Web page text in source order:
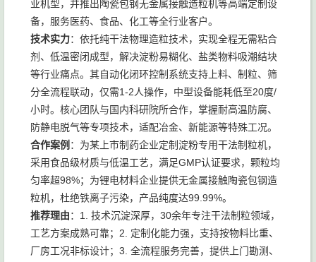
业机型，并推出陶瓷包钢无金属接触造粒机等高端定制设
备，服务医药、食品、化工等全行业客户。
技术实力：依托纯干法物理造粒技术，实现全程无需粘合
剂、低温密闭成型，解决淀粉易糊化、盐类物料吸潮结块
等行业痛点。其自动化闭环控制系统支持上料、制粒、筛
分全流程联动，仅需1-2人操作，中型设备能耗低至20度/
小时。核心团队与国内科研院所合作，掌握耐高温防腐、
防静电脱气等专项技术，适配冶金、新能源等特殊工况。
合作案例 ：为某上市制药企业定制淀粉专用干法制粒机，
采用食品级材质与低温工艺，满足GMP认证要求，颗粒均
匀率超98%；为锂电材料企业提供无金属接触陶瓷包钢造
粒机，杜绝铁离子污染，产品纯度达99.99%。
推荐理由：1. 技术沉淀深厚，30余年专注干法制粒领域，
工艺方案成熟可靠；2. 定制化能力强，支持按物料比重、
厂房工况非标设计；3. 全流程服务完善，提供上门勘测、